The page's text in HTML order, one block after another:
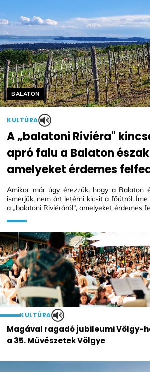
KULTÚRA
Magával ragadó jubileumi Völgy-
a 35. Művészetek Völgye
Helyszín címkék:
BALATON
KULTÚRA
A „balatoni Riviéra"
apró falu a Balaton
amelyeket érdemes
Amikor már úgy érezzük, hogy a Balaton
ismerjük, nem árt letérni kicsit a főútról.
a „balatoni Riviéráról", amelyeket érdemes